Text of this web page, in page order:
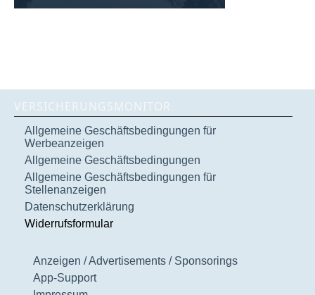
VERSICHERUNGSMONITOR
Allgemeine Geschäftsbedingungen für
Werbeanzeigen
Allgemeine Geschäftsbedingungen
Allgemeine Geschäftsbedingungen für
Stellenanzeigen
Datenschutzerklärung
Widerrufsformular
Anzeigen / Advertisements / Sponsorings
App-Support